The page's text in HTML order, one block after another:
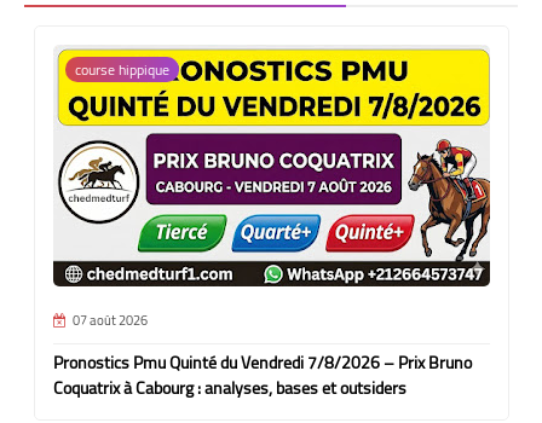
course hippique
07 août 2026
Pronostics Pmu Quinté du Vendredi 7/8/2026 – Prix Bruno
Coquatrix à Cabourg : analyses, bases et outsiders